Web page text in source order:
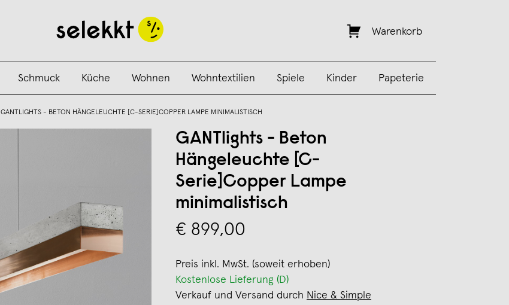
Warenkorb
Schmuck Küche Wohnen Wohntextilien Spiele Kinder Papeterie
GANTLIGHTS - BETON HÄNGELEUCHTE [C-SERIE]COPPER LAMPE MINIMALISTISCH
GANTlights - Beton
Hängeleuchte [C-
Serie]Copper Lampe
minimalistisch
€ 899,00
Preis inkl. MwSt. (soweit erhoben)
Kostenlose Lieferung (D)
Verkauf und Versand durch Nice & Simple